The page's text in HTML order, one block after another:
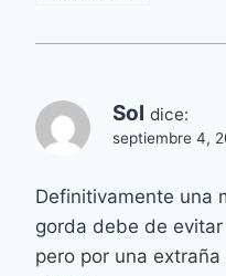
Sol dice:
septiembre 4,
Definitivamente una
gorda debe de
pero por una